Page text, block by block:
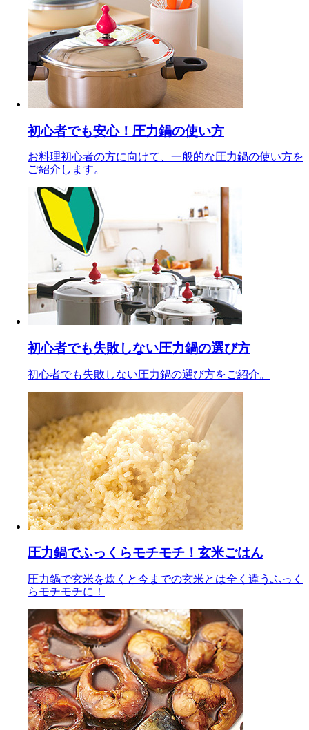
初心者でも安心！圧力鍋の使い方
お料理初心者の方に向けて、一般的な圧力鍋の使い方を
ご紹介します。
初心者でも失敗しない圧力鍋の選び方
初心者でも失敗しない圧力鍋の選び方をご紹介。
圧力鍋でふっくらモチモチ！玄米ごはん
圧力鍋で玄米を炊くと今までの玄米とは全く違うふっく
らモチモチに！